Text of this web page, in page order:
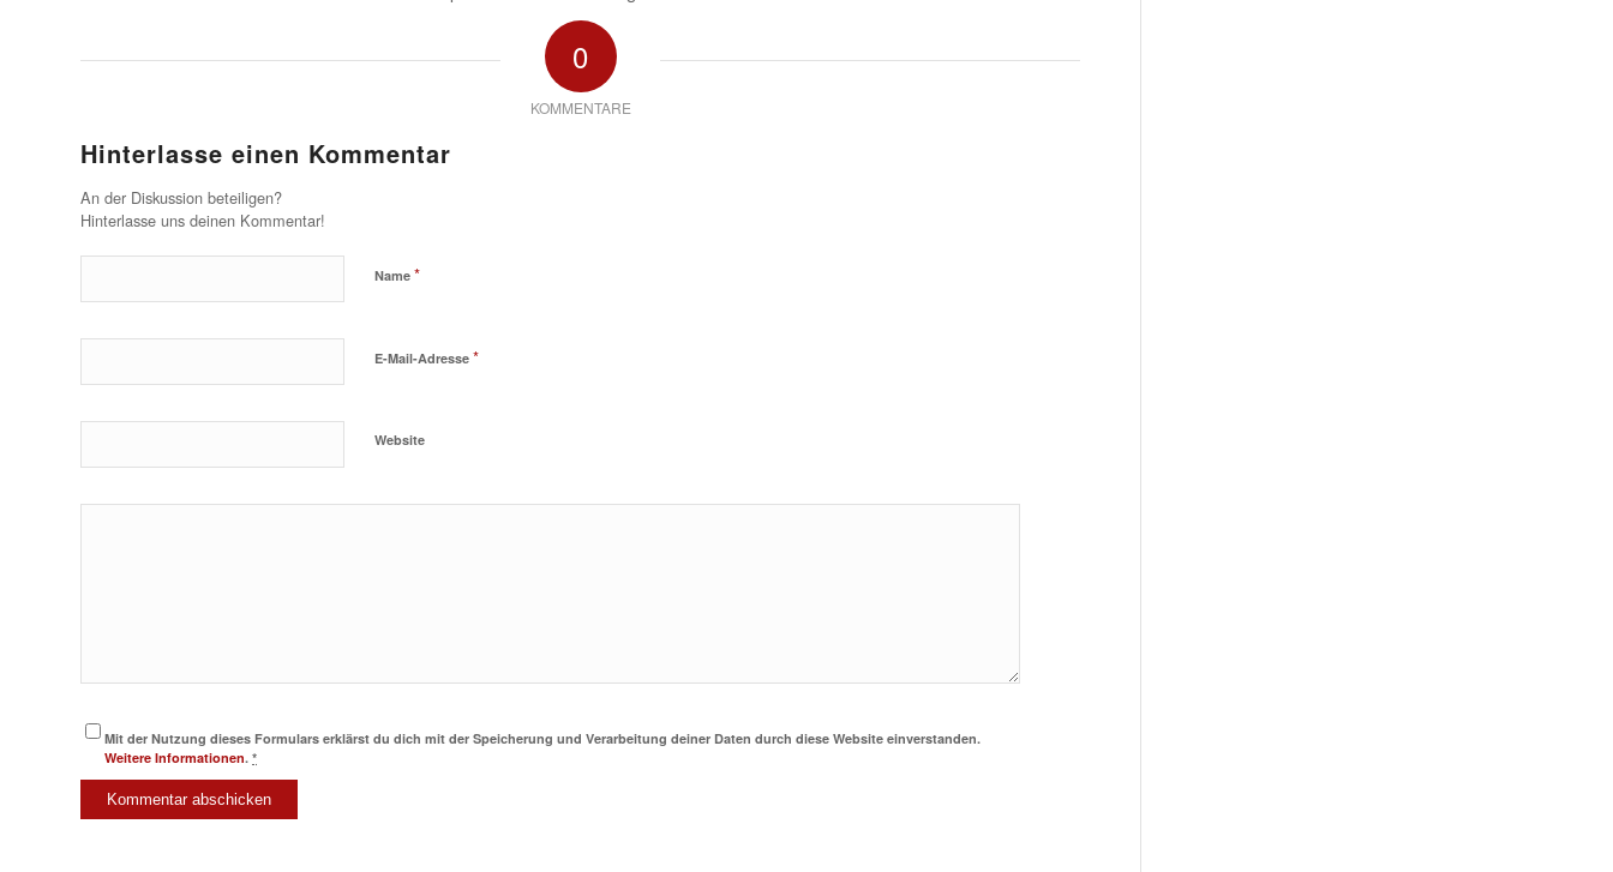
0
KOMMENTARE
Hinterlasse einen Kommentar
An der Diskussion beteiligen?
Hinterlasse uns deinen Kommentar!
Name *
E-Mail-Adresse *
Website
Mit der Nutzung dieses Formulars erklärst du dich mit der Speicherung und Verarbeitung deiner Daten durch diese Website einverstanden.
Weitere Informationen. *